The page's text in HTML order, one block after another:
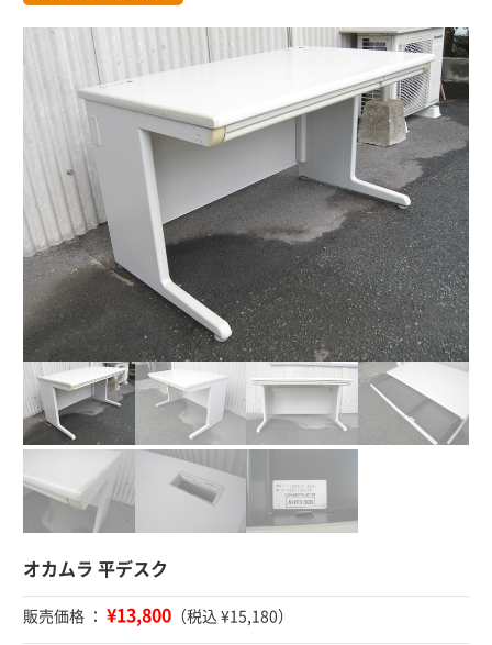
オカムラ 平デスク
販売価格 ： ¥13,800 （税込 ¥15,180）